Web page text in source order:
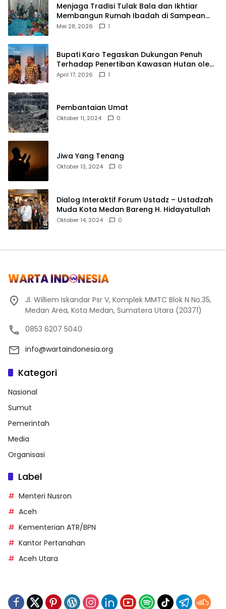
Menjaga Tradisi Tulak Bala dan Ikhtiar
Membangun Rumah Ibadah di Sampean
Barat
Mei 28, 2026 1
Bupati Karo Tegaskan Dukungan Penuh
Terhadap Penertiban Kawasan Hutan oleh
Pemerintah Pusat
April 17, 2026 1
Pembantaian Umat
Oktober 11, 2024 0
Jiwa Yang Tenang
Oktober 13, 2024 0
Dialog Interaktif Forum Ustadz – Ustadzah
Muda Kota Medan Bareng H. Hidayatullah
Oktober 14, 2024 0
Jl. Williem Iskandar Psr V, Komplek MMTC Blok N No.35,
Medan Area, Kota Medan, Sumatera Utara (20371)
0853 6207 5040
info@wartaindonesia.org
Kategori
Nasional
Sumut
Pemerintah
Media
Organisasi
Label
Menteri Nusron
Aceh
Kementerian ATR/BPN
Kantor Pertanahan
Aceh Utara